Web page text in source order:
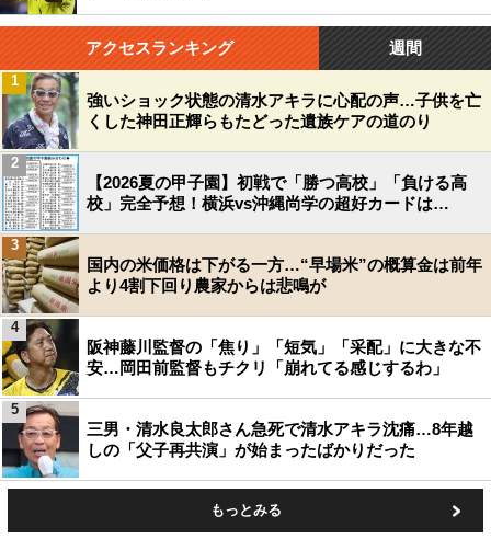
アクセスランキング 週間
強いショック状態の清水アキラに心配の声…子供を亡
くした神田正輝らもたどった遺族ケアの道のり
1
【2026夏の甲子園】初戦で「勝つ高校」「負ける高
校」完全予想！横浜vs沖縄尚学の超好カードは…
2
国内の米価格は下がる一方…“早場米”の概算金は前年
より4割下回り農家からは悲鳴が
3
阪神藤川監督の「焦り」「短気」「采配」に大きな不
安…岡田前監督もチクリ「崩れてる感じするわ」
4
三男・清水良太郎さん急死で清水アキラ沈痛…8年越
しの「父子再共演」が始まったばかりだった
5
もっとみる